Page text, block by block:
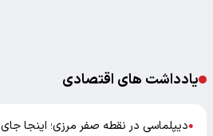
یادداشت های اقتصادی
●دیپلماسی در نقطه صفر مرزی؛ اینجا جای